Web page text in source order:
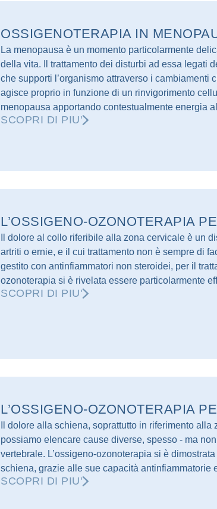
OSSIGENOTERAPIA IN
La menopausa è un momento particolarmente
della vita. Il trattamento dei disturbi ad essa legati
che supporti l’organismo attraverso i cambiamenti
agisce proprio in funzione di un rinvigorimento
menopausa apportando contestualmente energia
SCOPRI DI PIU'
L’OSSIGENO-OZONOTERAPIA
Il dolore al collo riferibile alla zona cervicale è un
artriti o ernie, e il cui trattamento non è sempre di
gestito con antinfiammatori non steroidei, per il
ozonoterapia si è rivelata essere particolarmente
SCOPRI DI PIU'
L’OSSIGENO-OZONOTERAPIA
Il dolore alla schiena, soprattutto in riferimento
possiamo elencare cause diverse, spesso - ma
vertebrale. L’ossigeno-ozonoterapia si è
schiena, grazie alle sue capacità antinfiammatorie
SCOPRI DI PIU'